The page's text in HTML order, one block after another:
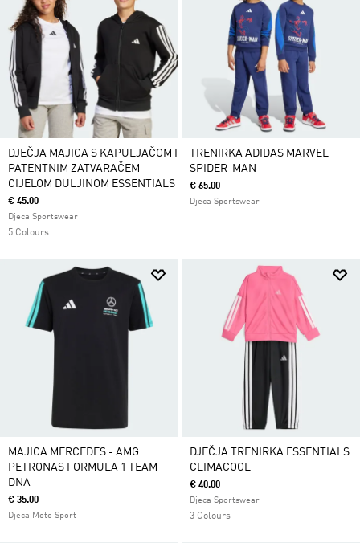
DJEČJA MAJICA S KAPULJAČOM I
PATENTNIM ZATVARAČEM
CIJELOM DULJINOM ESSENTIALS
€ 45.00
Djeca Sportswear
5 Colours
TRENIRKA ADIDAS MARVEL
SPIDER-MAN
€ 65.00
Djeca Sportswear
MAJICA MERCEDES - AMG
PETRONAS FORMULA 1 TEAM
DNA
€ 35.00
Djeca Moto Sport
DJEČJA TRENIRKA ESSENTIALS
CLIMACOOL
€ 40.00
Djeca Sportswear
3 Colours